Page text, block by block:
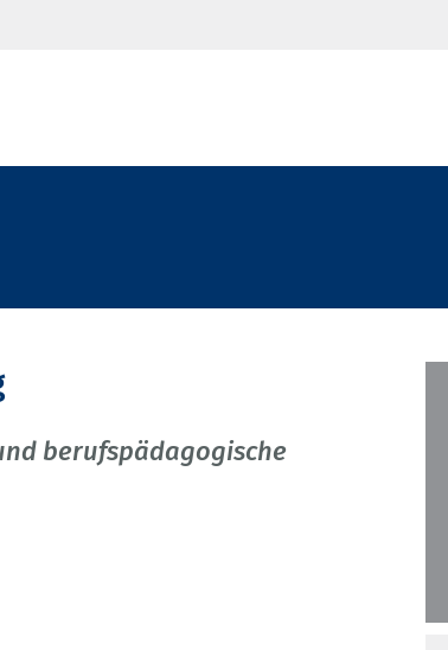
berufspädagogische